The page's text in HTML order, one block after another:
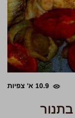
10.9 א' צפיות